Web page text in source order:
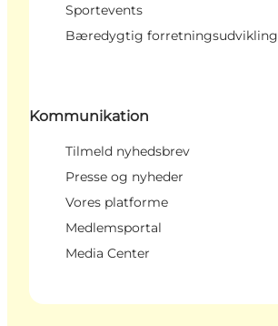
Sportevents
Bæredygtig forretningsudvikling
Kommunikation
Tilmeld nyhedsbrev
Presse og nyheder
Vores platforme
Medlemsportal
Media Center